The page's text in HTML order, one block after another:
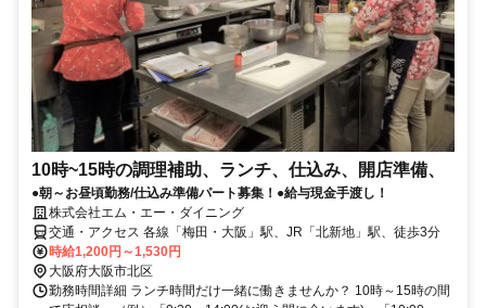
10時~15時の調理補助、ランチ、仕込み、開店準備、
●朝～お昼頃勤務/仕込み準備パート募集！●給与現金手渡し！
株式会社エム・エー・ダイニング
交通・アクセス 各線「梅田・大阪」駅、JR「北新地」駅、徒歩3分
時給1,200円～1,530円
大阪府大阪市北区
勤務時間詳細 ランチ時間だけ一緒に働きませんか？ 10時～15時の間